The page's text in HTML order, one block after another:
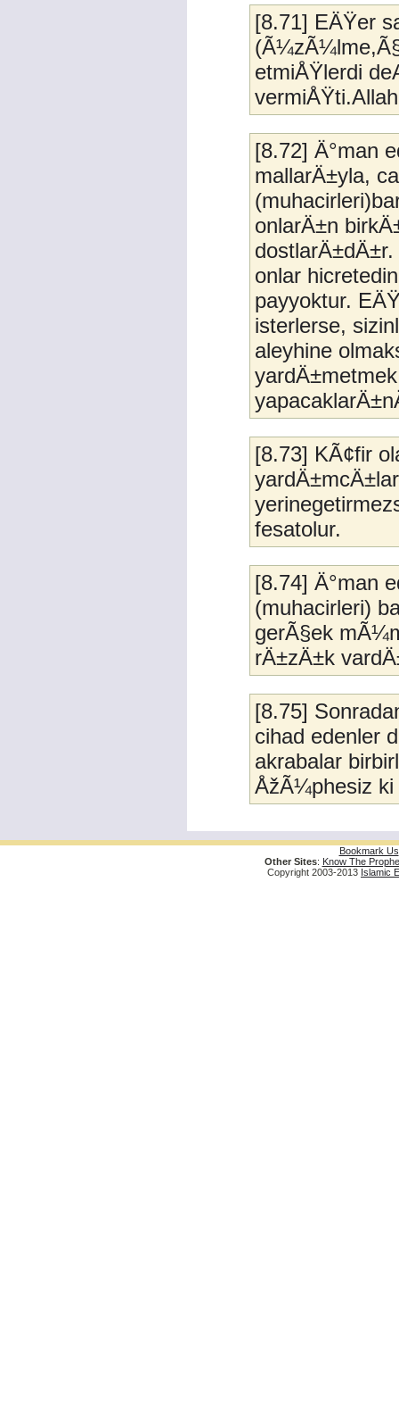
[8.71] EÄŸer
etmiÅŸlerdi
[8.72] Ä°man
mallarÄ±yla,
onlarÄ±n
onlar
payyoktur.
isterlerse,
aleyhine
[8.73] KÃ¢fir
fesatolur.
[8.74] Ä°man
(muhacirleri)
gerÃ§ek
rÄ±zÄ±k
[8.75]
cihad edenler
akrabalar
ÅžÃ¼phesiz ki
Bookmark Us
Other Sites: Know The
Copyright 2003-2013 Islamic